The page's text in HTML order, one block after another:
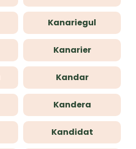
Kanariegul
Kanarier
Kandar
Kandera
Kandidat